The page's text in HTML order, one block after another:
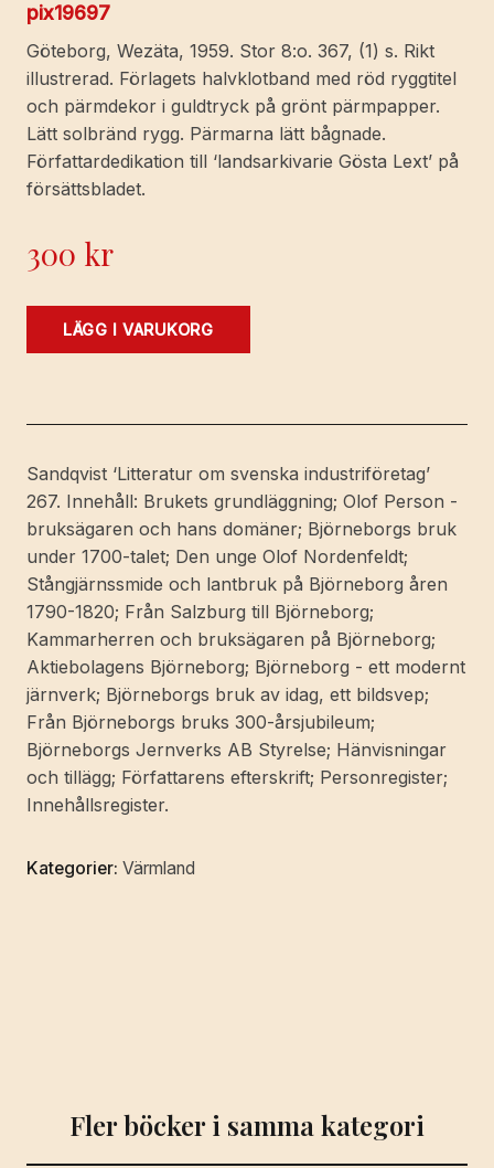
pix19697
Göteborg, Wezäta, 1959. Stor 8:o. 367, (1) s. Rikt
illustrerad. Förlagets halvklotband med röd ryggtitel
och pärmdekor i guldtryck på grönt pärmpapper.
Lätt solbränd rygg. Pärmarna lätt bågnade.
Författardedikation till ‘landsarkivarie Gösta Lext’ på
försättsbladet.
300 kr
Björneborgs
värmländsk
mängd
LÄGG I VARUKORG
Sandqvist ‘Litteratur om svenska industriföretag’
267. Innehåll: Brukets grundläggning; Olof Person -
bruksägaren och hans domäner; Björneborgs bruk
under 1700-talet; Den unge Olof Nordenfeldt;
Stångjärnssmide och lantbruk på Björneborg åren
1790-1820; Från Salzburg till Björneborg;
Kammarherren och bruksägaren på Björneborg;
Aktiebolagens Björneborg; Björneborg - ett modernt
järnverk; Björneborgs bruk av idag, ett bildsvep;
Från Björneborgs bruks 300-årsjubileum;
Björneborgs Jernverks AB Styrelse; Hänvisningar
och tillägg; Författarens efterskrift; Personregister;
Innehållsregister.
Kategorier: Värmland
Fler böcker i samma kategori